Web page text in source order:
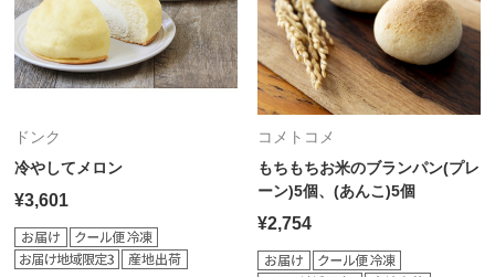
ドンク
冷やしてメロン
¥3,601
コメトコメ
もちもちお米のブランパン(プレ
ーン)5個、(あんこ)5個
¥2,754